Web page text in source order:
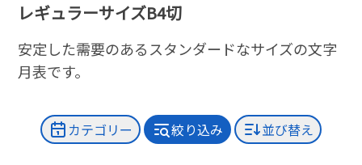
レギュラーサイズB4切
安定した需要のあるスタンダードなサイズの文字
月表です。
カテゴリー 絞り込み 並び替え